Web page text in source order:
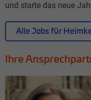
und starte das neue
Alle Jobs für
Ihre